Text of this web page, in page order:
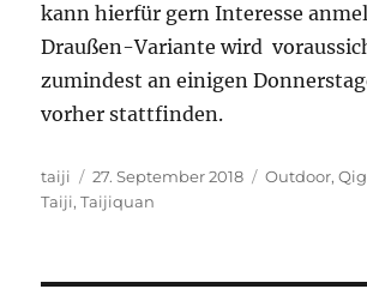
kann hierfür gern Interesse
Draußen-Variante wird
zumindest an einigen
vorher stattfinden.
Autor
taiji
Veröffentlicht
am
27. September 2018 Outdoor,
Taiji,Taijiquan